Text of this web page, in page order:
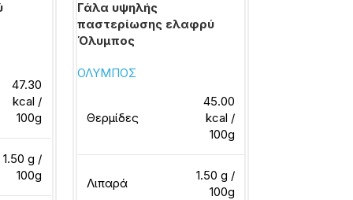
47.30
kcal /
100g
1.50 g /
100g
Γάλα υψηλής
παστερίωσης ελαφρύ
Όλυμπος
ΟΛΥΜΠΟΣ
Θερμίδες
45.00
kcal /
100g
Λιπαρά
1.50 g /
100g